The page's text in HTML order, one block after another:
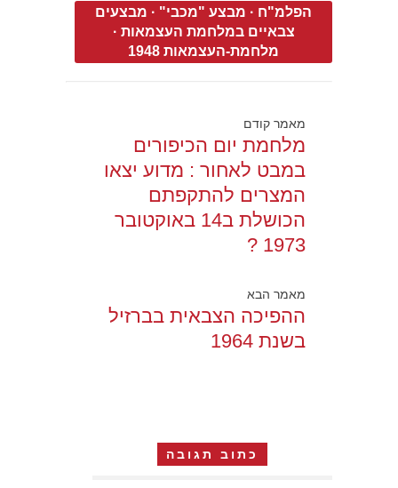
הפלמ"ח · מבצע "מכבי" · מבצעים
צבאיים במלחמת העצמאות ·
מלחמת-העצמאות 1948
מאמר קודם
מלחמת יום הכיפורים
במבט לאחור : מדוע יצאו
המצרים להתקפתם
הכושלת ב14 באוקטובר
1973 ?
מאמר הבא
ההפיכה הצבאית בברזיל
בשנת 1964
כתוב תגובה